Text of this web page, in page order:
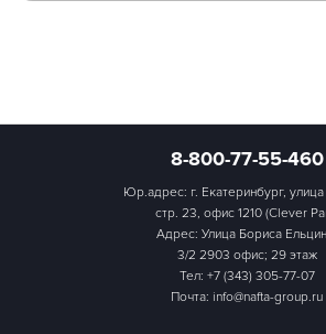
8-800-77-55-460
Юр.адрес: г. Екатеринбург, улица
стр. 23, офис 1210 (Clever
Адрес: Улица Бориса
3/2 2903 офис; 29 этаж
Тел: +7 (343) 305-77-07
Почта: info@nafta-group.ru